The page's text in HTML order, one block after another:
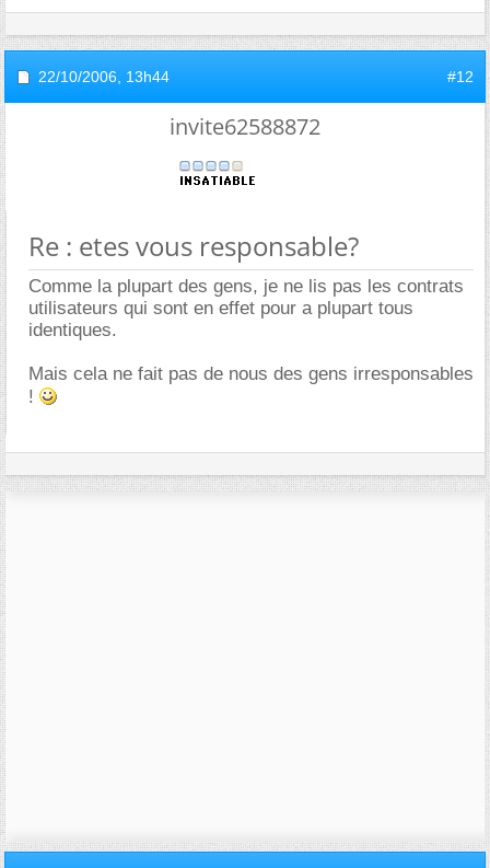
22/10/2006, 13h44 #12
invite62588872
Re : etes vous responsable?
Comme la plupart des gens, je ne lis pas les contrats
utilisateurs qui sont en effet pour a plupart tous
identiques.
Mais cela ne fait pas de nous des gens irresponsables
!